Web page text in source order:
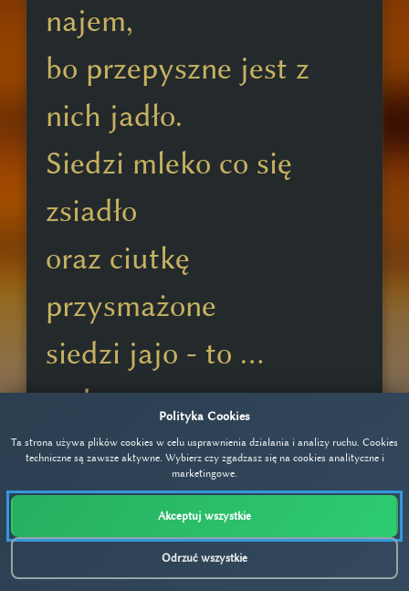
Polityka Cookies
Ta strona używa plików cookies w celu usprawnienia działania i analizy ruchu. Cookies
techniczne są zawsze aktywne. Wybierz czy zgadzasz się na cookies analityczne i
marketingowe.
Akceptuj wszystkie
Odrzuć wszystkie
najem,
bo przepyszne jest z
nich jadło.
Siedzi mleko co się
zsiadło
oraz ciutkę
przysmażone
siedzi jajo - to ...
sadzone.
Pobierz plik w formacie pdf
Prawo autorskie 2026 | All rights reserved | Stworzone przez
natanet.pl